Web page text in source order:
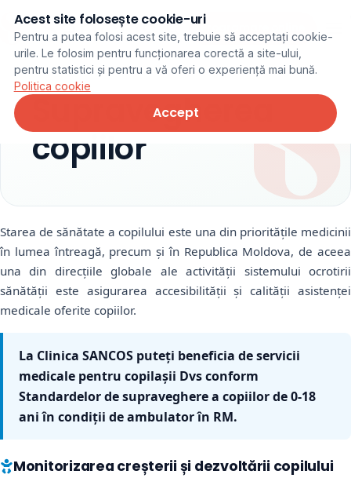
Programare online
Supravegherea
copiilor
Starea de sănătate a copilului este una din priorităţile medicinii
în lumea întreagă, precum şi în Republica Moldova, de aceea
una din direcţiile globale ale activităţii sistemului ocrotirii
sănătăţii este asigurarea accesibilităţii şi calităţii asistenţei
medicale oferite copiilor.
La Clinica SANCOS puteți beneficia de servicii
medicale pentru copilașii Dvs conform
Standardelor de supraveghere a copiilor de 0-18
ani în condiţii de ambulator în RM.
Monitorizarea creșterii și dezvoltării copilului
Acest site folosește cookie-uri
Pentru a putea folosi acest site, trebuie să acceptați cookie-
urile. Le folosim pentru funcționarea corectă a site-ului,
pentru statistici și pentru a vă oferi o experiență mai bună.
Politica cookie
Accept